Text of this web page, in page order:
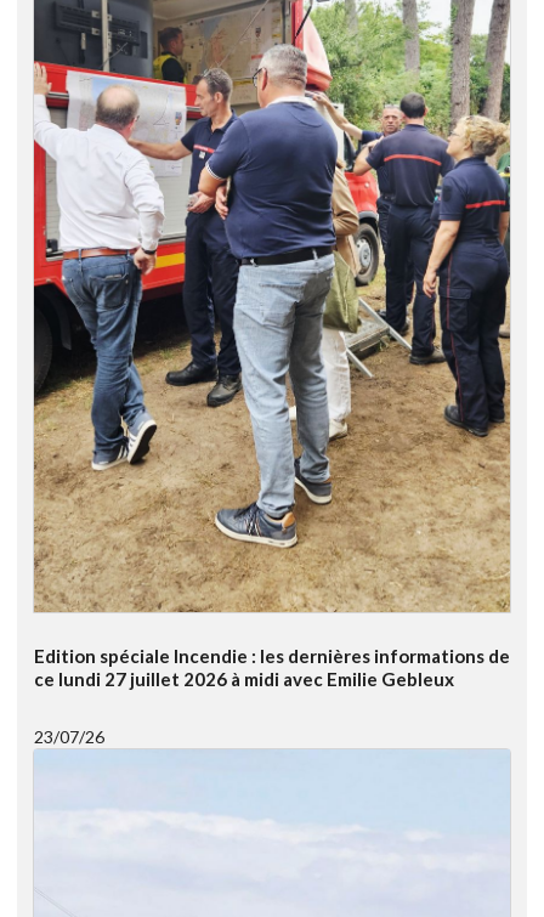
Edition spéciale Incendie : les dernières informations de
ce lundi 27 juillet 2026 à midi avec Emilie Gebleux
23/07/26